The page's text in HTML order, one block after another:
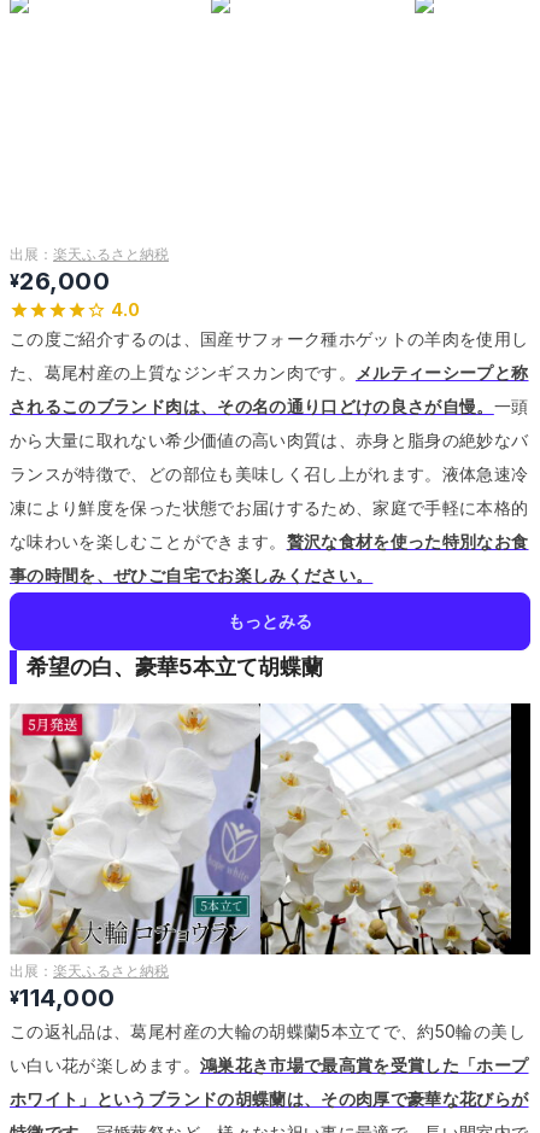
出展： 楽天ふるさと納税
¥26,000
4.0
この度ご紹介するのは、国産サフォーク種ホゲットの羊肉を使用し
た、葛尾村産の上質なジンギスカン肉です。
メルティーシープと称
されるこのブランド肉は、その名の通り口どけの良さが自慢。 一頭
から大量に取れない希少価値の高い肉質は、赤身と脂身の絶妙なバ
ランスが特徴で、どの部位も美味しく召し上がれます。 液体急速冷
凍により鮮度を保った状態でお届けするため、家庭で手軽に本格的
な味わいを楽しむことができます。 贅沢な食材を使った特別なお食
事の時間を、ぜひご自宅でお楽しみください。
もっとみる
希望の白、豪華5本立て胡蝶蘭
出展： 楽天ふるさと納税
¥114,000
この返礼品は、葛尾村産の大輪の胡蝶蘭5本立てで、約50輪の美し
い白い花が楽しめます。 鴻巣花き市場で最高賞を受賞した「ホープ
ホワイト」というブランドの胡蝶蘭は、その肉厚で豪華な花びらが